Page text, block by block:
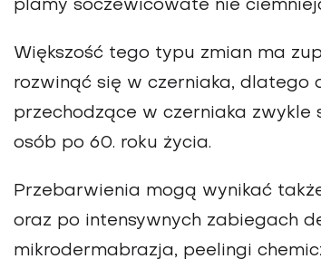
plamy soczewicowate nie
Większość tego typu zmian ma
rozwinąć się w czerniaka, dlatego
przechodzące w czerniaka zwykle
osób po 60. roku życia.
Przebarwienia mogą wynikać
oraz po intensywnych zabiegach
mikrodermabrazja, peelingi